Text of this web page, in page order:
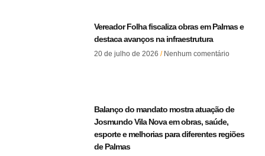
Vereador Folha fiscaliza obras em Palmas e
destaca avanços na infraestrutura
20 de julho de 2026 Nenhum comentário
Balanço do mandato mostra atuação de
Josmundo Vila Nova em obras, saúde,
esporte e melhorias para diferentes regiões
de Palmas